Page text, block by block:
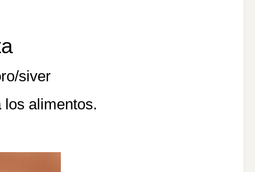
siver
alimentos.